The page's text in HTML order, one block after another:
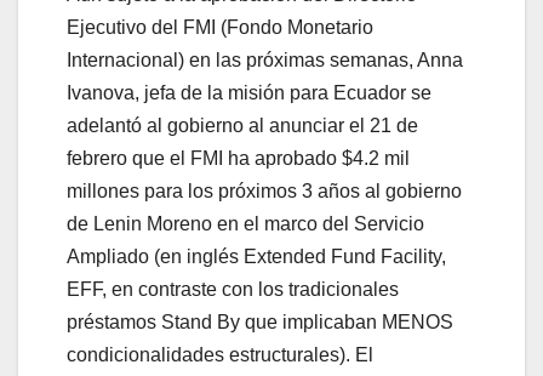
Ejecutivo del FMI (Fondo Monetario
Internacional) en las próximas semanas, Anna
Ivanova, jefa de la misión para Ecuador se
adelantó al gobierno al anunciar el 21 de
febrero que el FMI ha aprobado $4.2 mil
millones para los próximos 3 años al gobierno
de Lenin Moreno en el marco del Servicio
Ampliado (en inglés Extended Fund Facility,
EFF, en contraste con los tradicionales
préstamos Stand By que implicaban MENOS
condicionalidades estructurales). El